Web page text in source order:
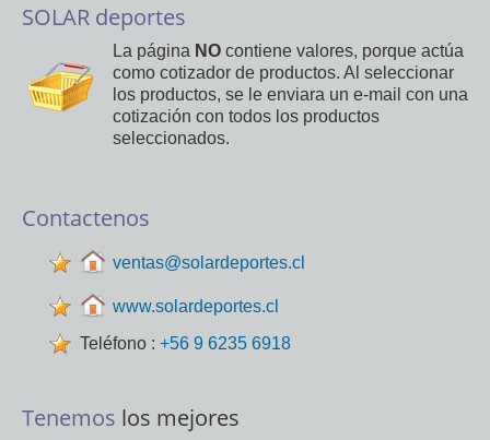
SOLAR deportes
La página NO contiene valores, porque actúa
como cotizador de productos. Al seleccionar
los productos, se le enviara un e-mail con una
cotización con todos los productos
seleccionados.
Contactenos
ventas@solardeportes.cl
www.solardeportes.cl
Teléfono : +56 9 6235 6918
Tenemos los mejores